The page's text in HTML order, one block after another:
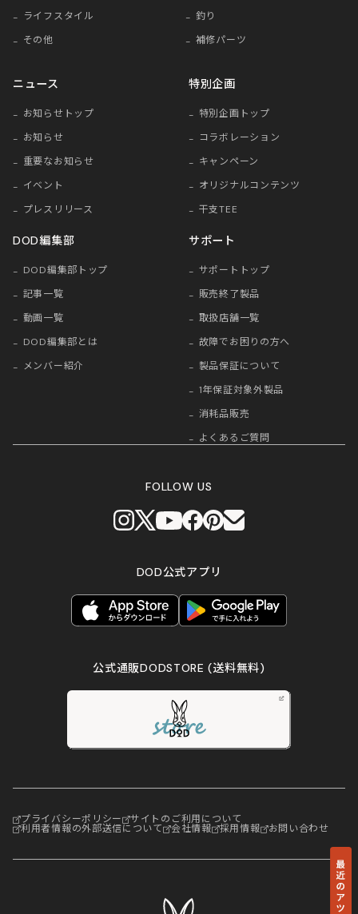
ライフスタイル
釣り
その他
補修パーツ
ニュース
お知らせトップ
お知らせ
重要なお知らせ
イベント
プレスリリース
特別企画
特別企画トップ
コラボレーション
キャンペーン
オリジナルコンテンツ
干支TEE
DOD編集部
DOD編集部トップ
記事一覧
動画一覧
DOD編集部とは
メンバー紹介
サポート
サポートトップ
販売終了製品
取扱店舗一覧
故障でお困りの方へ
製品保証について
1年保証対象外製品
消耗品販売
よくあるご質問
FOLLOW US
DOD公式アプリ
公式通販DODSTORE(送料無料)
プライバシーポリシー サイトのご利用について
利用者情報の外部送信について 会社情報 採用情報 お問い合わせ